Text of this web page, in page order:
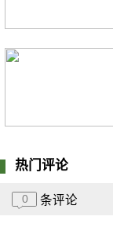
热门评论
0 条评论